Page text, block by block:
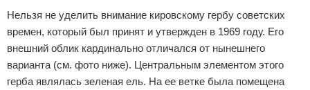
Нельзя не уделить внимание кировскому гербу советских
времен, который был принят и утвержден в 1969 году. Его
внешний облик кардинально отличался от нынешнего
варианта (см. фото ниже). Центральным элементом этого
герба являлась зеленая ель. На ее ветке была помещена